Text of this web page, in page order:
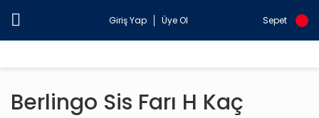
Giriş Yap Üye Ol Sepet
Berlingo Sis Farı H Kaç